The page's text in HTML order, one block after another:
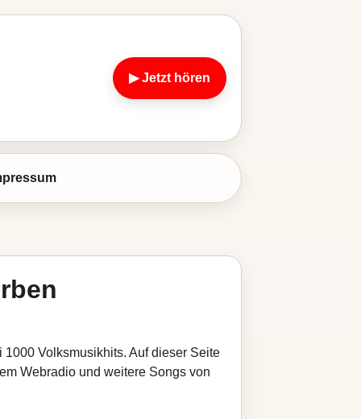
▶ Jetzt hören
1000 Volksmusikhits. Auf dieser Seite
Webradio und weitere Songs von